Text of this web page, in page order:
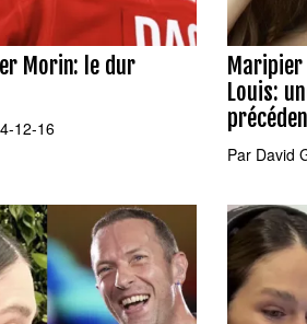
Morin: le dur
12-16
Louis:
Par David